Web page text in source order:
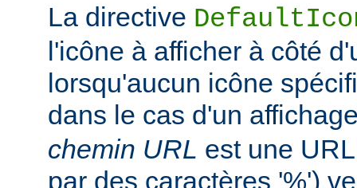
La directive
l'icône à afficher à côté
lorsqu'aucun icône
dans le cas d'un
chemin URL est une
par des caractères '%')